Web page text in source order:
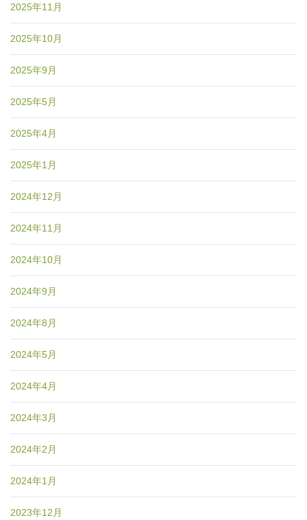
2025年11月
2025年10月
2025年9月
2025年5月
2025年4月
2025年1月
2024年12月
2024年11月
2024年10月
2024年9月
2024年8月
2024年5月
2024年4月
2024年3月
2024年2月
2024年1月
2023年12月